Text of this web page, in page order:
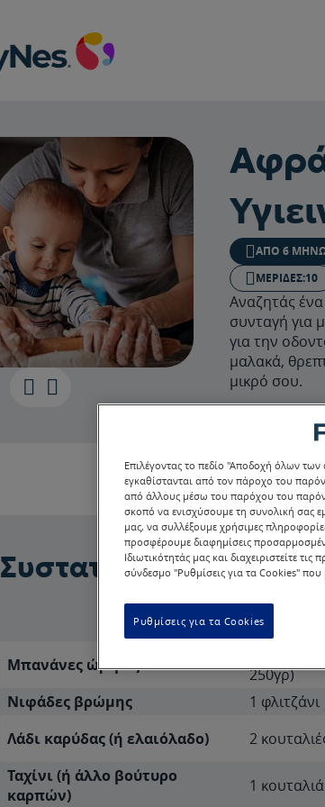
ΑΠΌ 6
ΜΕΡΙΔΕΣ:10
Αναζητάς ένα
συνταγή για
για την
μαλακά,
μικρό σου.
Συστατικά
Υλικό
Μπανάνες ώριμες
250γρ)
Νιφάδες βρώμης
1 φλιτζάνι
Λάδι καρύδας (ή ελαιόλαδο)
2
Ταχίνι (ή άλλο βούτυρο
καρπών)
1
Επιλέγοντας το πεδίο "Αποδοχή όλων
εγκαθίστανται από τον πάροχο του
από άλλους μέσω του παρόχου του
σκοπό να ενισχύσουμε τη συνολική σας
μας, να συλλέξουμε χρήσιμες
προσφέρουμε διαφημίσεις
Ιδιωτικότητάς μας και διαχειριστείτε
σύνδεσμο "Ρυθμίσεις για τα Cookies" που
Ρυθμίσεις για τα Cookies